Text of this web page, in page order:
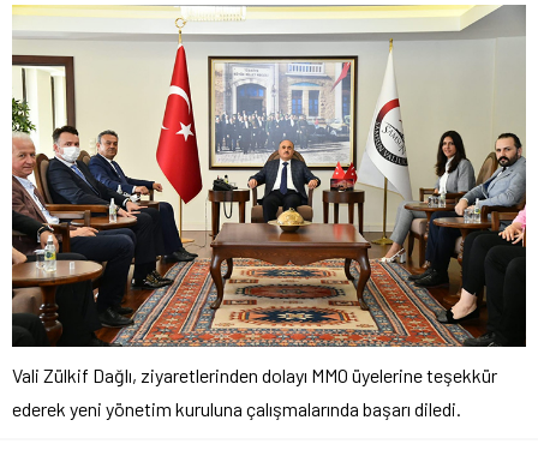
Vali Zülkif Dağlı, ziyaretlerinden dolayı MMO üyelerine teşekkür
ederek yeni yönetim kuruluna çalışmalarında başarı diledi.